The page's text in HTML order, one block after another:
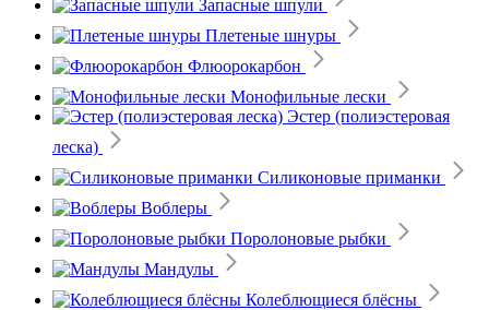
Запасные шпули
Плетеные шнуры
Флюорокарбон
Монофильные лески
Эстер (полиэстеровая
леска)
Силиконовые приманки
Воблеры
Поролоновые рыбки
Мандулы
Колеблющиеся блёсны